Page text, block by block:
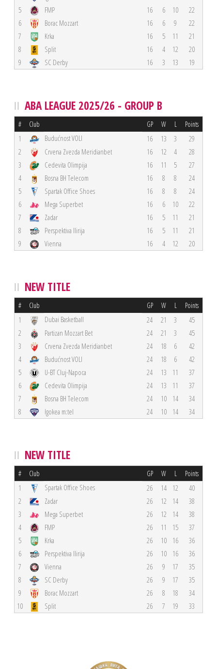
5
FMP 16 6 10
22
6
Borac Mozzart 16 6 9
22
7
Krka 16 5 11
21
8
Split 16 4 12
20
9
SC Derby 16 3 13 19
ABA LEAGUE 2025/26 - GROUP B
# Club GP W L Points
1 Budućnost VOLI 16 13 3
29
2
Crvena Zvezda Meridianbet 16 12 4
28
3
Cedevita Olimpija 16 11 5
27
4
Bosna BH Telecom 16 8 8
24
5
Spartak Office Shoes 16 8 8
24
6
Mega Superbet 16 6 10
22
7
Zadar 16 5 11
21
8
Perspektiva Ilirija 16 5 11
21
9
Vienna 16 4 12 20
NEW TITLE
# Club GP W L Points
1 Dubai Basketball 24 21 3
45
2
Partizan Mozzart Bet 24 21 3
45
3
Crvena Zvezda Meridianbet 24 18 6
42
4
Budućnost VOLI 24 18 6
42
5
U-BT Cluj-Napoca 24 13 11
37
6
Cedevita Olimpija 24 13 11
37
7
Bosna BH Telecom 24 10 14
34
8
Igokea m:tel 24 10 14 34
NEW TITLE
# Club GP W L Points
1 Spartak Office Shoes 26 14 12
40
2
Zadar 26 12 14
38
3
Mega Superbet 26 12 14
38
4
FMP 26 11 15
37
5
Krka 26 10 16
36
6
Perspektiva Ilirija 26 10 16
36
7
Vienna 26 9 17
35
8
SC Derby 26 9 17
35
9
Borac Mozzart 26 8 18
34
10
Split 26 7 19 33